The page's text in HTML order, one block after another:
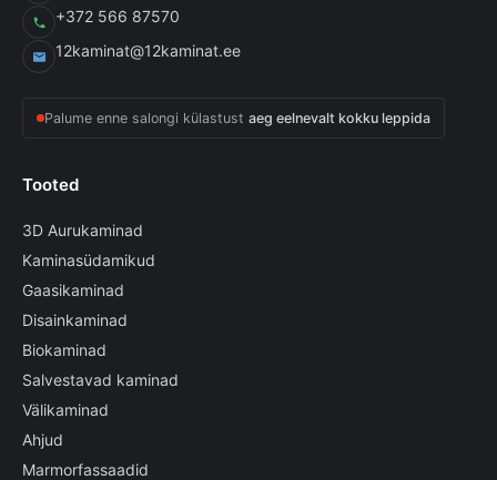
+372 566 87570
12kaminat@12kaminat.ee
Palume enne salongi külastust aeg eelnevalt kokku leppida
Tooted
3D Aurukaminad
Kaminasüdamikud
Gaasikaminad
Disainkaminad
Biokaminad
Salvestavad kaminad
Välikaminad
Ahjud
Marmorfassaadid